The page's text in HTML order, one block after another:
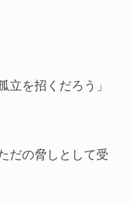
立を招くだろう」
だの脅しとして受